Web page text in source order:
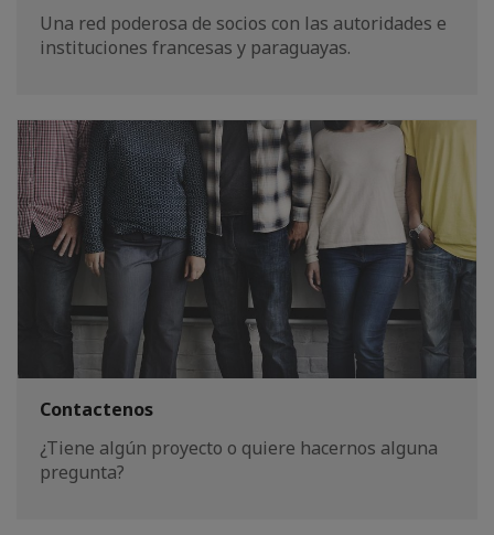
Una red poderosa de socios con las autoridades e
instituciones francesas y paraguayas.
Contactenos
¿Tiene algún proyecto o quiere hacernos alguna
pregunta?